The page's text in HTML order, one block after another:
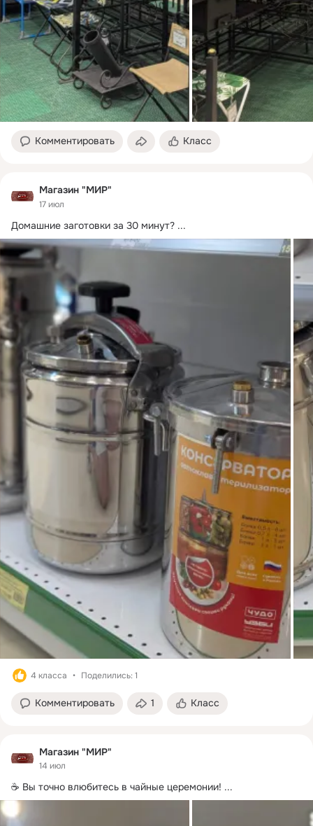
Комментировать Класс
Магазин "МИР"
17 июл
Домашние заготовки за 30 минут? ...
4 класса Поделились: 1
Комментировать 1 Класс
Магазин "МИР"
14 июл
☕️ Вы точно влюбитесь в чайные церемонии! ...